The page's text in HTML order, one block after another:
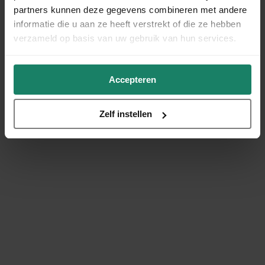
partners kunnen deze gegevens combineren met andere
informatie die u aan ze heeft verstrekt of die ze hebben
verzameld op basis van uw gebruik van hun services.
Accepteren
Zelf instellen